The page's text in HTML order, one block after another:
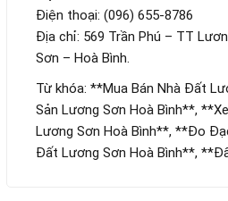
Điện thoại: (096) 655-8786
Địa chỉ: 569 Trần Phú – TT
Sơn – Hoà Bình.
Từ khóa: **Mua Bán Nhà Đất
Sản Lương Sơn Hoà Bình**,
Lương Sơn Hoà Bình**, **Đo
Đất Lương Sơn Hoà Bình**,